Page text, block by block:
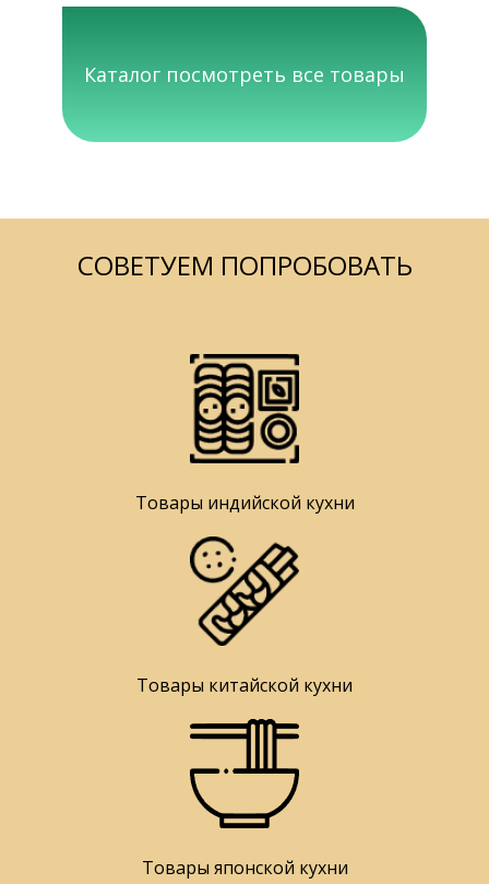
Каталог посмотреть все товары
СОВЕТУЕМ ПОПРОБОВАТЬ
Товары индийской кухни
Товары китайской кухни
Товары японской кухни